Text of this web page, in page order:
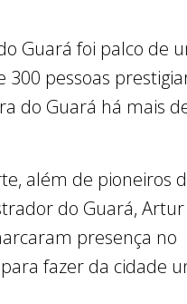
Guará foi palco de
300 pessoas
do Guará há mais
além de pioneiros
do Guará, Artur
presença no
fazer da cidade